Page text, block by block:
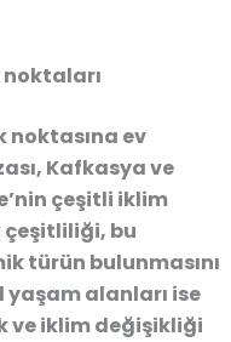
noktasına ev
, Kafkasyave
çeşitli iklim
çeşitliliği, bu
türün bulunmasını
alanları ise
ve iklim değişikliği